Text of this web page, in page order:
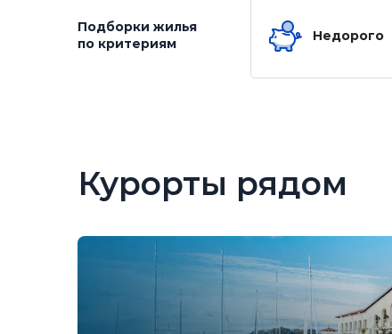
Подборки жилья
по критериям
Недорого
Курорты рядом